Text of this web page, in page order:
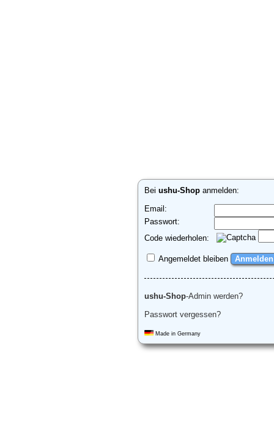
Beiushu-Shop anmelden:
Email:
Passwort:
Code wiederholen:
Angemeldet bleiben
ushu-Shop-Admin werden?
Passwort vergessen?
Made in Germany